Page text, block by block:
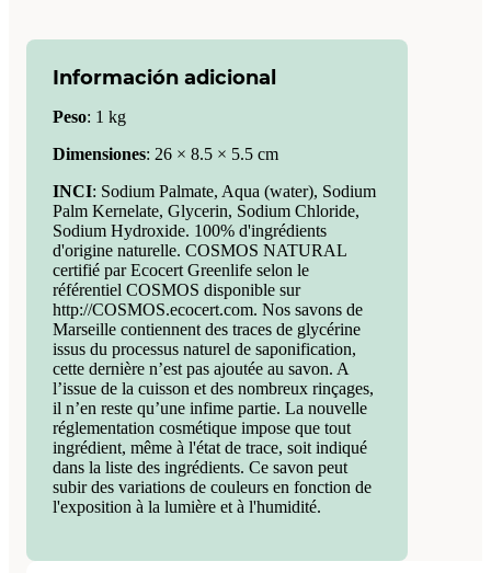
Información adicional
Peso: 1 kg
Dimensiones: 26 × 8.5 × 5.5 cm
INCI: Sodium Palmate, Aqua (water), Sodium
Palm Kernelate, Glycerin, Sodium Chloride,
Sodium Hydroxide. 100% d'ingrédients
d'origine naturelle. COSMOS NATURAL
certifié par Ecocert Greenlife selon le
référentiel COSMOS disponible sur
http://COSMOS.ecocert.com. Nos savons de
Marseille contiennent des traces de glycérine
issus du processus naturel de saponification,
cette dernière n’est pas ajoutée au savon. A
l’issue de la cuisson et des nombreux rinçages,
il n’en reste qu’une infime partie. La nouvelle
réglementation cosmétique impose que tout
ingrédient, même à l'état de trace, soit indiqué
dans la liste des ingrédients. Ce savon peut
subir des variations de couleurs en fonction de
l'exposition à la lumière et à l'humidité.